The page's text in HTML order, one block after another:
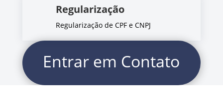
Regularização
Regularização de CPF e CNPJ
Entrar em Contato